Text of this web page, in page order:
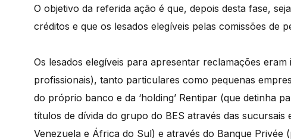
O objetivo da referida ação é que, depois desta fase,
créditos e que os lesados elegíveis pelas comissões de
Os lesados elegíveis para apresentar reclamações
profissionais), tanto particulares como pequenas
do próprio banco e da ‘holding’ Rentipar (que detinha
títulos de dívida do grupo do BES através das
Venezuela e África do Sul) e através do Banque Privée